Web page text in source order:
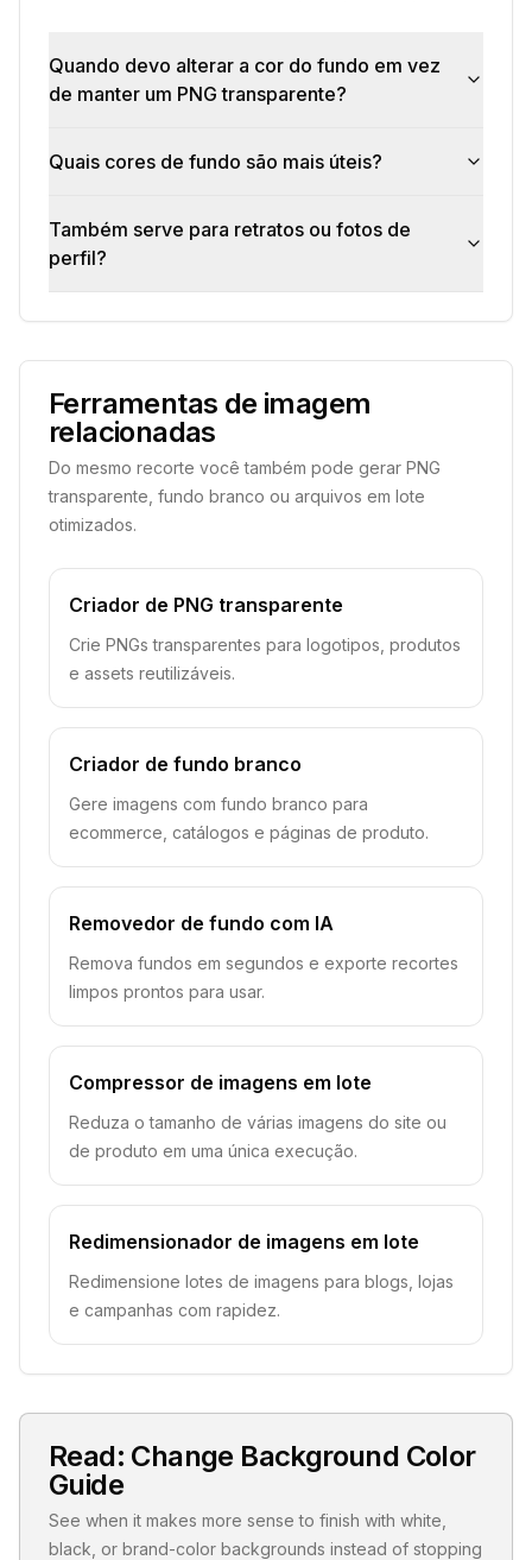
Quando devo alterar a cor do fundo em vez
de manter um PNG transparente?
Quais cores de fundo são mais úteis?
Também serve para retratos ou fotos de
perfil?
Ferramentas de imagem
relacionadas
Do mesmo recorte você também pode gerar PNG
transparente, fundo branco ou arquivos em lote
otimizados.
Criador de PNG transparente
Crie PNGs transparentes para logotipos, produtos
e assets reutilizáveis.
Criador de fundo branco
Gere imagens com fundo branco para
ecommerce, catálogos e páginas de produto.
Removedor de fundo com IA
Remova fundos em segundos e exporte recortes
limpos prontos para usar.
Compressor de imagens em lote
Reduza o tamanho de várias imagens do site ou
de produto em uma única execução.
Redimensionador de imagens em lote
Redimensione lotes de imagens para blogs, lojas
e campanhas com rapidez.
Read: Change Background Color
Guide
See when it makes more sense to finish with white,
black, or brand-color backgrounds instead of stopping